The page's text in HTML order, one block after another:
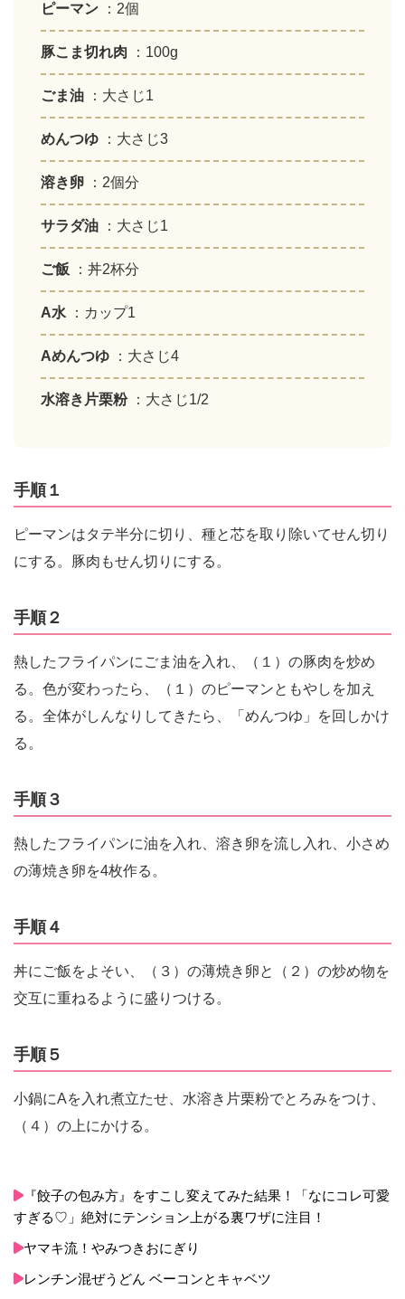
ピーマン ：2個
豚こま切れ肉 ：100g
ごま油 ：大さじ1
めんつゆ ：大さじ3
溶き卵 ：2個分
サラダ油 ：大さじ1
ご飯 ：丼2杯分
A水 ：カップ1
Aめんつゆ ：大さじ4
水溶き片栗粉 ：大さじ1/2
手順１
ピーマンはタテ半分に切り、種と芯を取り除いてせん切り
にする。豚肉もせん切りにする。
手順２
熱したフライパンにごま油を入れ、（１）の豚肉を炒め
る。色が変わったら、（１）のピーマンともやしを加え
る。全体がしんなりしてきたら、「めんつゆ」を回しかけ
る。
手順３
熱したフライパンに油を入れ、溶き卵を流し入れ、小さめ
の薄焼き卵を4枚作る。
手順４
丼にご飯をよそい、（３）の薄焼き卵と（２）の炒め物を
交互に重ねるように盛りつける。
手順５
小鍋にAを入れ煮立たせ、水溶き片栗粉でとろみをつけ、
（４）の上にかける。
『餃子の包み方』をすこし変えてみた結果！「なにコレ可愛
すぎる♡」絶対にテンション上がる裏ワザに注目！
ヤマキ流！やみつきおにぎり
レンチン混ぜうどん ベーコンとキャベツ